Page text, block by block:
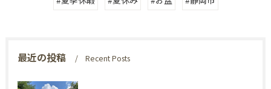
最近の投稿 Recent Posts